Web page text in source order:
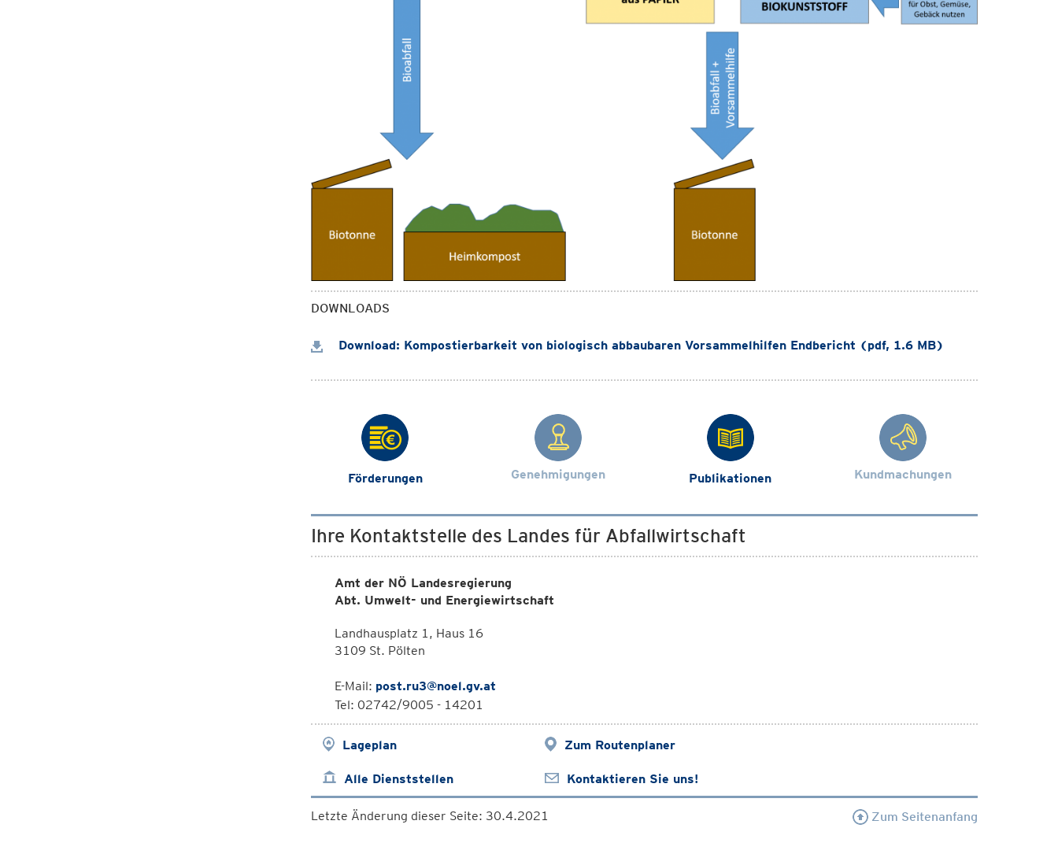
DOWNLOADS
Download: Kompostierbarkeit von biologisch abbaubaren Vorsammelhilfen Endbericht (pdf, 1.6 MB)
Förderungen Genehmigungen Publikationen Kundmachungen
Ihre Kontaktstelle des Landes für Abfallwirtschaft
Amt der NÖ Landesregierung
Abt. Umwelt- und Energiewirtschaft
Landhausplatz 1, Haus 16
3109 St. Pölten
E-Mail: post.ru3@noel.gv.at
Tel: 02742/9005 - 14201
Lageplan Zum Routenplaner
Alle Dienststellen Kontaktieren Sie uns!
Letzte Änderung dieser Seite: 30.4.2021 Zum Seitenanfang